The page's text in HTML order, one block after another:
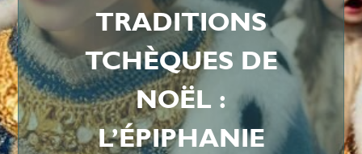
TRADITIONS
TCHÈQUES DE
NOËL :
L’ÉPIPHANIE